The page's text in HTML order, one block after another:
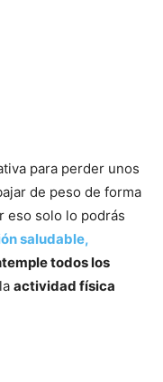
para perder unos
de peso de forma
eso solo lo podrás
saludable,
todos los
actividad física